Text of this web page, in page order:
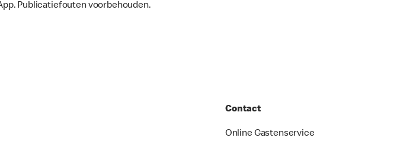
Publicatiefouten voorbehouden.
Contact
Online Gastenservice